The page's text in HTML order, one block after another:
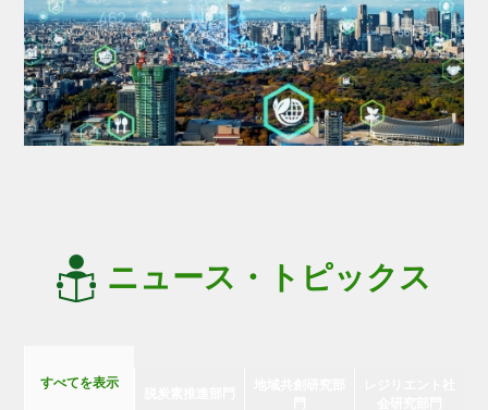
ニュース・トピックス
すべてを表示